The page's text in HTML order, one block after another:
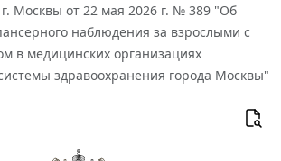
Москвы от 22 мая 2026 г. № 389 "Об
наблюдения за взрослыми с
в медицинских организациях
здравоохранения города Москвы"